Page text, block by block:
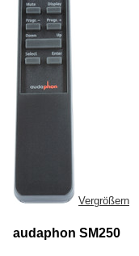
Vergrößern
audaphon SM250